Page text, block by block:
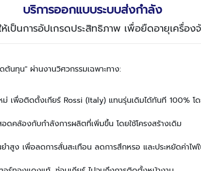
บริการออกแบบระบบส่งกำลัง
ห้เป็นการอัปเกรดประสิทธิภาพ เพื่อยืดอายุเครื่อ
นทุน" ผ่านงานวิศวกรรมเฉพาะทาง:
เพื่อติดตั้งเกียร์ Rossi (Italy) แทนรุ่นเดิมได้ทันที 100% โด
คล้องกับกำลังการผลิตที่เพิ่มขึ้น โดยใช้โครงสร้างเดิม
สูง เพื่อลดการสั่นสะเทือน ลดการสึกหรอ และประหยัดค่าไฟใ